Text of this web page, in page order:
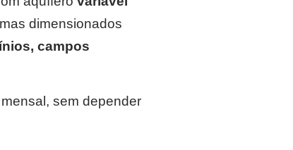
dimensionados
campos
sem depender